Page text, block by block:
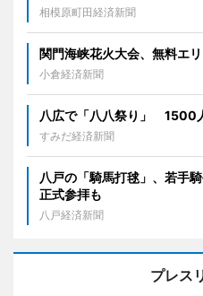
相模原町田経済新聞
関門海峡花火大会、無料エ
小倉経済新聞
八広で「八八祭り」 1500
すみだ経済新聞
八戸の「騎馬打毬」、若手
正式参拝も
八戸経済新聞
プレス